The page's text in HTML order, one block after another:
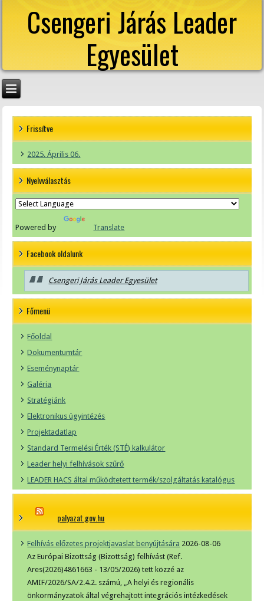
Csengeri Járás Leader
Egyesület
Frissítve
2025. Április 06.
Nyelvválasztás
Powered by Translate
Facebook oldalunk
Csengeri Járás Leader Egyesület
Főmenü
Főoldal
Dokumentumtár
Eseménynaptár
Galéria
Stratégiánk
Elektronikus ügyintézés
Projektadatlap
Standard Termelési Érték (STÉ) kalkulátor
Leader helyi felhívások szűrő
LEADER HACS által működtetett termék/szolgáltatás katalógus
palyazat.gov.hu
Felhívás előzetes projektjavaslat benyújtására 2026-08-06
Az Európai Bizottság (Bizottság) felhívást (Ref.
Ares(2026)4861663 - 13/05/2026) tett közzé az
AMIF/2026/SA/2.4.2. számú, „A helyi és regionális
önkormányzatok által végrehajtott integrációs intézkedések